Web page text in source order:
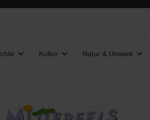
Kultur Natur & Umwelt